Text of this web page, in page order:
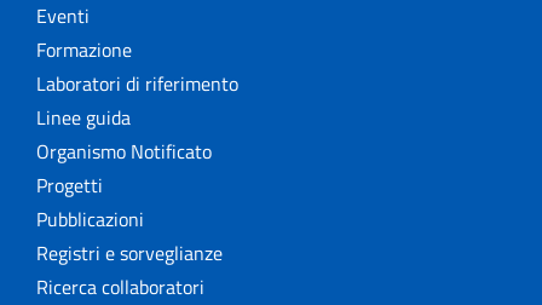
Eventi
Formazione
Laboratori di riferimento
Linee guida
Organismo Notificato
Progetti
Pubblicazioni
Registri e sorveglianze
Ricerca collaboratori